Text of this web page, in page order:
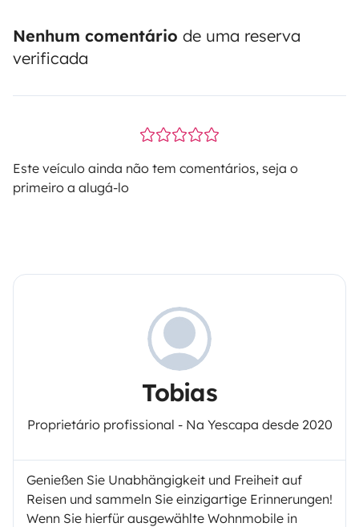
Nenhum comentário de uma reserva
verificada
Este veículo ainda não tem comentários, seja o
primeiro a alugá-lo
Tobias
Proprietário profissional - Na Yescapa desde 2020
Genießen Sie Unabhängigkeit und Freiheit auf
Reisen und sammeln Sie einzigartige Erinnerungen!
Wenn Sie hierfür ausgewählte Wohnmobile in